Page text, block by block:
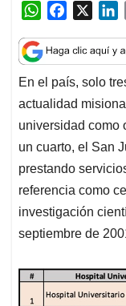
W
a
t
s
A
p
p
c
e
b
o
o
k
n
k
e
d
I
n
En el país, solo
actualidad
universidad como
un cuarto, el San
prestando
referencia como
investigación
septiembre de